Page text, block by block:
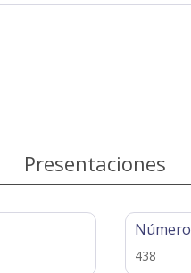
Presentaciones
Número
438